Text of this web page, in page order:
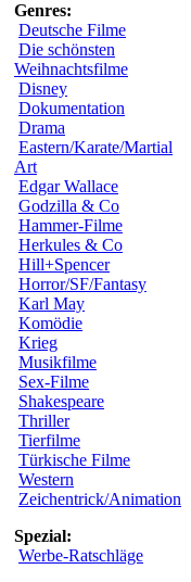
Genres:
Deutsche Filme
Die schönsten
Weihnachtsfilme
Disney
Dokumentation
Drama
Eastern/Karate/Martial
Art
Edgar Wallace
Godzilla & Co
Hammer-Filme
Herkules & Co
Hill+Spencer
Horror/SF/Fantasy
Karl May
Komödie
Krieg
Musikfilme
Sex-Filme
Shakespeare
Thriller
Tierfilme
Türkische Filme
Western
Zeichentrick/Animation
Spezial:
Werbe-Ratschläge